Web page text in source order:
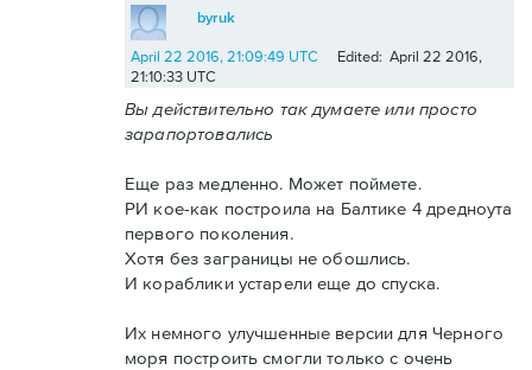
byruk
April 22 2016, 21:09:49 UTC
Edited: April 22 2016,
21:10:33 UTC
Вы действительно так думаете или просто
зарапортовались
Еще раз медленно. Может поймете.
РИ кое-как построила на Балтике 4 дредноута
первого поколения.
Хотя без заграницы не обошлись.
И кораблики устарели еще до спуска.
Их немного улучшенные версии для Черного
моря построить смогли только с очень